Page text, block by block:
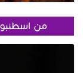
من